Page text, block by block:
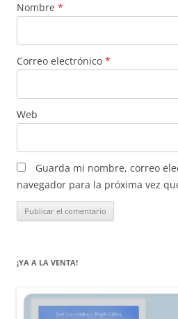
Nombre *
Correo electrónico *
Web
Guarda mi nombre, correo
navegador para la próxima vez
¡YA A LA VENTA!